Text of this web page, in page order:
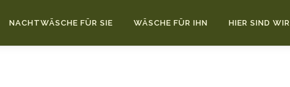
NACHTWÄSCHE FÜR SIE WÄSCHE FÜR IHN HIER SIND WIR